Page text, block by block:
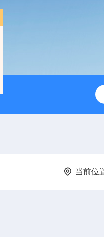
发浓缩赶酸仪ZDGS-8
当前位